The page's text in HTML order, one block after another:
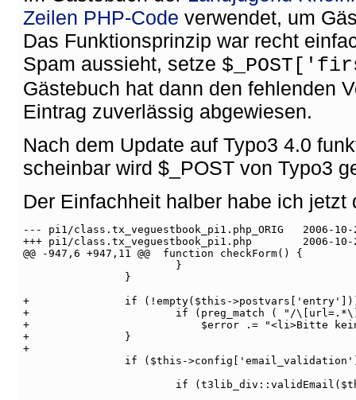
Zeilen PHP-Code verwendet, um
Das Funktionsprinzip war recht
Spam aussieht, setze
Gästebuch hat dann den fehlenden
Eintrag zuverlässig abgewiesen.
Nach dem Update auf Typo3 4.0
scheinbar wird $_POST von Typo3
Der Einfachheit halber habe ich
--- pi1/class.tx_veguestbook_pi1.php_ORIG   2006-10-
+++ pi1/class.tx_veguestbook_pi1.php        2006-10-
@@ -947,6 +947,11 @@  function checkForm() {
                        }
                }
+               if (!empty($this-
+                       if (preg_match ( "/
+                           $error .= "<li>Bitte keinen
+               }
+
if ($this-
if